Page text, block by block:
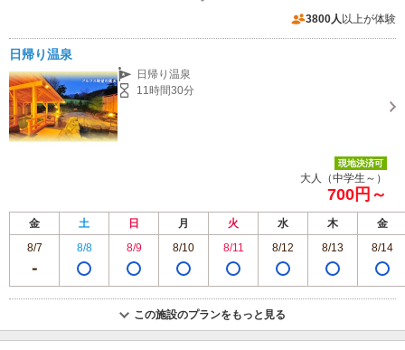
3800人 以上が体験
日帰り温泉
日帰り温泉
11時間30分
現地決済可
大人（中学生～）
700円～
金 土 日 月 火 水 木
金
8/7
8/8 8/9 8/10 8/11 8/12 8/13 8/14
この施設のプランをもっと見る